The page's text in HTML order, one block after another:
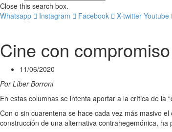
Close this search box.
Whatsapp
Instagram Facebook X-twitter Youtube
Cine con
11/06/2020
Por Líber Borroni
En estas columnas se intenta aportar a la crítica de la
Con o sin cuarentena se hace cada vez más masivo
construcción de una alternativa contrahegemónica,